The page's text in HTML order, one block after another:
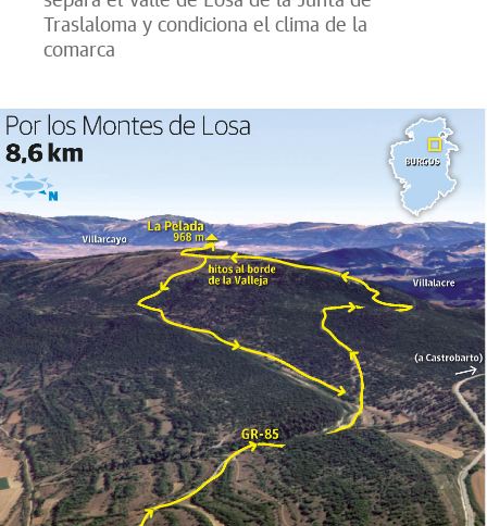
Traslaloma y condiciona el clima de la
comarca